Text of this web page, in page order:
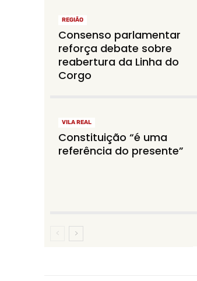
REGIÃO
Consenso parlamentar
reforça debate sobre
reabertura da Linha do
Corgo
VILA REAL
Constituição “é uma
referência do presente”